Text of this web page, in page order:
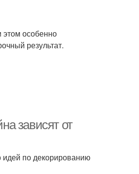
особенно
результат.
зависят от
идей по декорированию